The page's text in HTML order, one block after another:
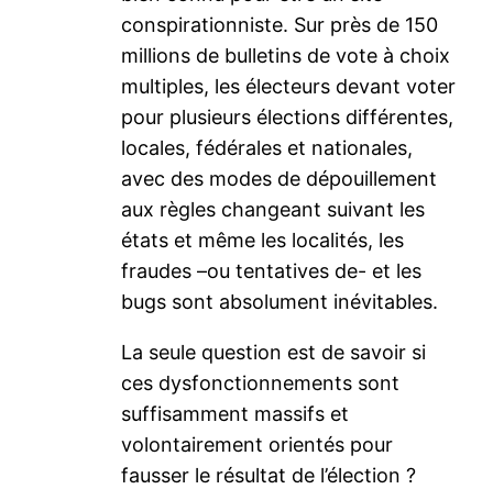
conspirationniste. Sur près de 150
millions de bulletins de vote à choix
multiples, les électeurs devant voter
pour plusieurs élections différentes,
locales, fédérales et nationales,
avec des modes de dépouillement
aux règles changeant suivant les
états et même les localités, les
fraudes –ou tentatives de- et les
bugs sont absolument inévitables.
La seule question est de savoir si
ces dysfonctionnements sont
suffisamment massifs et
volontairement orientés pour
fausser le résultat de l’élection ?